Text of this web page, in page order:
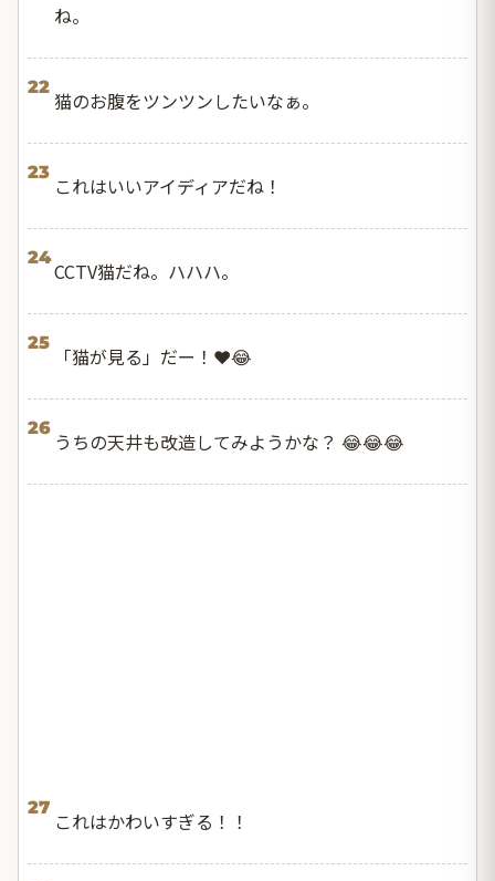
ね。
22
猫のお腹をツンツンしたいなぁ。
23
これはいいアイディアだね！
24
CCTV猫だね。ハハハ。
25
「猫が見る」だー！❤️😂
26
うちの天井も改造してみようかな？ 😂😂😂
27
これはかわいすぎる！！